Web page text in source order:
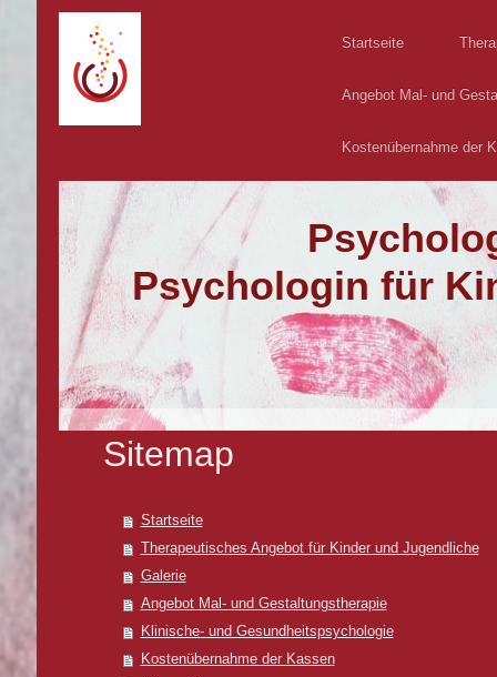
Startseite
Angebot Mal- und
Kostenübernahme der
Psychologin für
Sitemap
Startseite
Therapeutisches Angebot für Kinder und Jugendliche
Galerie
Angebot Mal- und Gestaltungstherapie
Klinische- und Gesundheitspsychologie
Kostenübernahme der Kassen